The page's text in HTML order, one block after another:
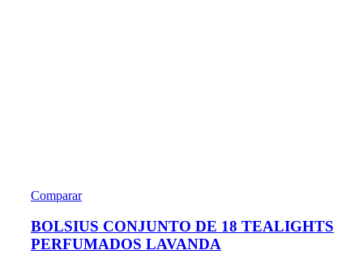
Comparar
BOLSIUS CONJUNTO DE 18 TEALIGHTS
PERFUMADOS LAVANDA